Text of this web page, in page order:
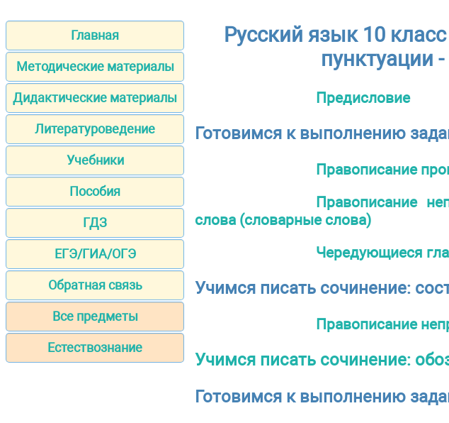
Главная
Методические материалы
Дидактические материалы
Литературоведение
Учебники
Пособия
ГДЗ
ЕГЭ/ГИА/ОГЭ
Обратная связь
Все предметы
Естествознание
Русский язык 10
пунктуации
Предисловие
Готовимся к выполнению
Правописание
Правописание
слова (словарные слова)
Чередующиеся
Учимся писать сочинение:
Правописание
Учимся писать сочинение:
Готовимся к выполнению